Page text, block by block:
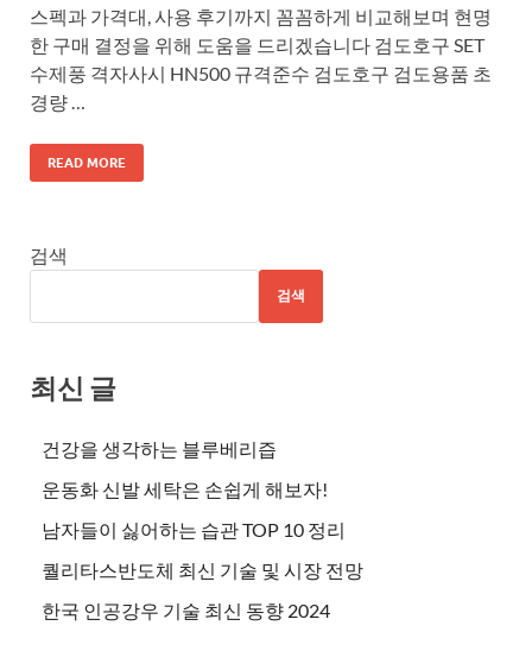
스펙과 가격대, 사용 후기까지 꼼꼼하게 비교해보며 현명
한 구매 결정을 위해 도움을 드리겠습니다 검도호구 SET
수제풍 격자사시 HN500 규격준수 검도호구 검도용품 초
경량 …
READ MORE
검색
검색
최신 글
건강을 생각하는 블루베리즙
운동화 신발 세탁은 손쉽게 해보자!
남자들이 싫어하는 습관 TOP 10 정리
퀄리타스반도체 최신 기술 및 시장 전망
한국 인공강우 기술 최신 동향 2024